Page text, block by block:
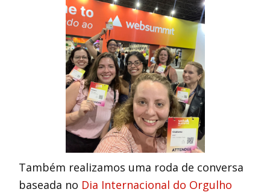
Também realizamos uma roda de conversa
baseada no Dia Internacional do Orgulho